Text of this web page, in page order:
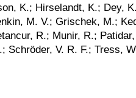
K.; Hirselandt, K.; Dey,
M. V.; Grischek, M.;
R.; Munir, R.;
V. R. F.; Tress,